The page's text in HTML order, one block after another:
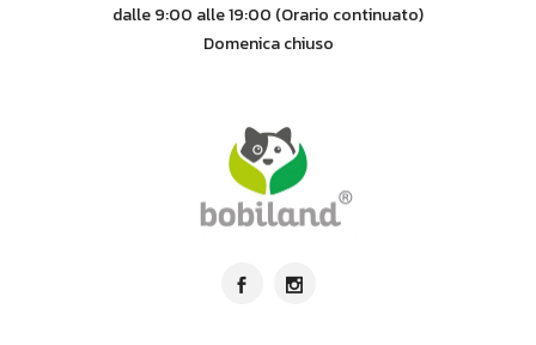
dalle 9:00 alle 19:00 (Orario continuato)
Domenica chiuso